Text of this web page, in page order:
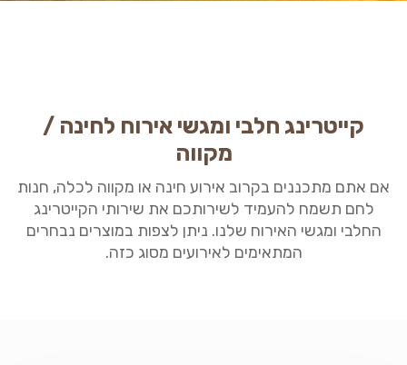
קייטרינג חלבי ומגשי אירוח לחינה /
מקווה
אם אתם מתכננים בקרוב אירוע חינה או מקווה לכלה, חנות
לחם תשמח להעמיד לשירותכם את שירותי הקייטרינג
החלבי ומגשי האירוח שלנו. ניתן לצפות במוצרים נבחרים
המתאימים לאירועים מסוג כזה.